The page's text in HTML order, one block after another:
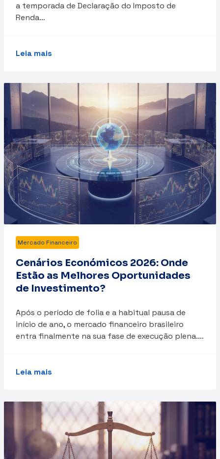
a temporada de Declaração do Imposto de
Renda…
Leia mais
Mercado Financeiro
Cenários Económicos 2026: Onde
Estão as Melhores Oportunidades
de Investimento?
Após o período de folia e a habitual pausa de
início de ano, o mercado financeiro brasileiro
entra finalmente na sua fase de execução plena.…
Leia mais